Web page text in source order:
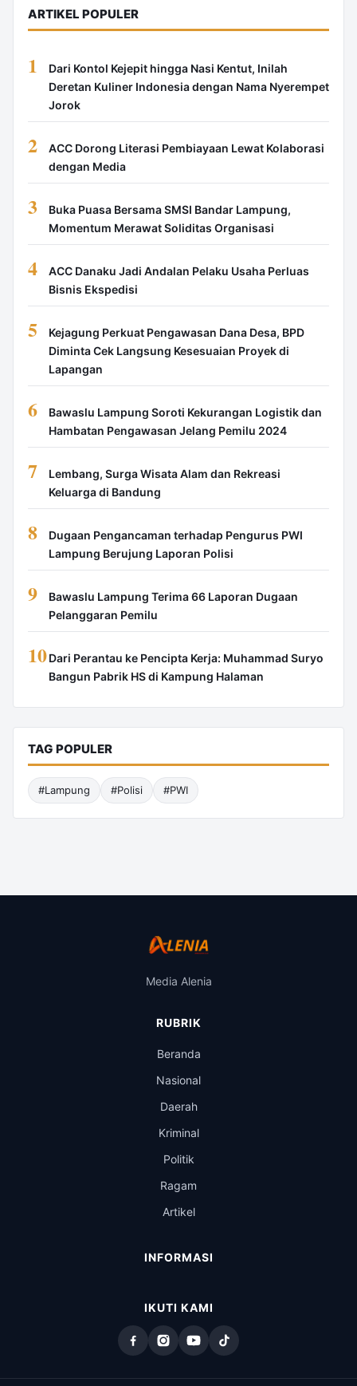
ARTIKEL POPULER
1
Dari Kontol Kejepit hingga Nasi Kentut, Inilah
Deretan Kuliner Indonesia dengan Nama Nyerempet
Jorok
2
ACC Dorong Literasi Pembiayaan Lewat Kolaborasi
dengan Media
3
Buka Puasa Bersama SMSI Bandar Lampung,
Momentum Merawat Soliditas Organisasi
4
ACC Danaku Jadi Andalan Pelaku Usaha Perluas
Bisnis Ekspedisi
5
Kejagung Perkuat Pengawasan Dana Desa, BPD
Diminta Cek Langsung Kesesuaian Proyek di
Lapangan
6
Bawaslu Lampung Soroti Kekurangan Logistik dan
Hambatan Pengawasan Jelang Pemilu 2024
7
Lembang, Surga Wisata Alam dan Rekreasi
Keluarga di Bandung
8
Dugaan Pengancaman terhadap Pengurus PWI
Lampung Berujung Laporan Polisi
9
Bawaslu Lampung Terima 66 Laporan Dugaan
Pelanggaran Pemilu
10Dari Perantau ke Pencipta Kerja: Muhammad Suryo
Bangun Pabrik HS di Kampung Halaman
TAG POPULER
#Lampung #Polisi #PWI
Media Alenia
RUBRIK
Beranda
Nasional
Daerah
Kriminal
Politik
Ragam
Artikel
INFORMASI
IKUTI KAMI